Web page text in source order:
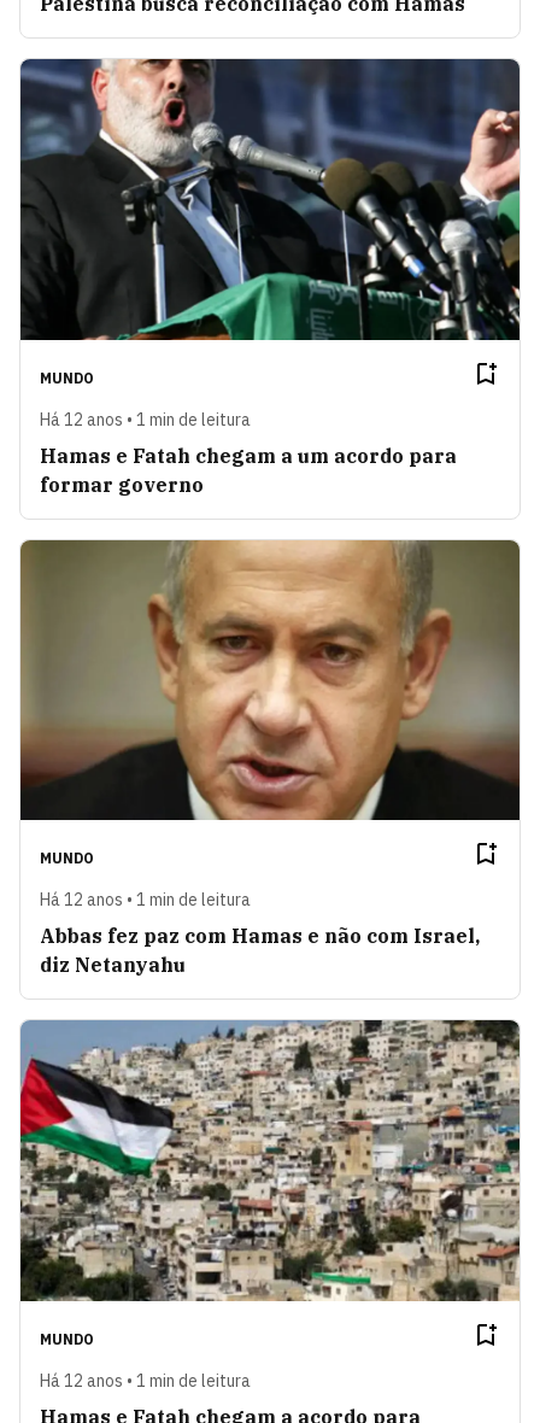
MUNDO
Há 12 anos • 1 min de leitura
Hamas e Fatah chegam a um acordo para
formar governo
MUNDO
Há 12 anos • 1 min de leitura
Abbas fez paz com Hamas e não com Israel,
diz Netanyahu
MUNDO
Há 12 anos • 1 min de leitura
Hamas e Fatah chegam a acordo para